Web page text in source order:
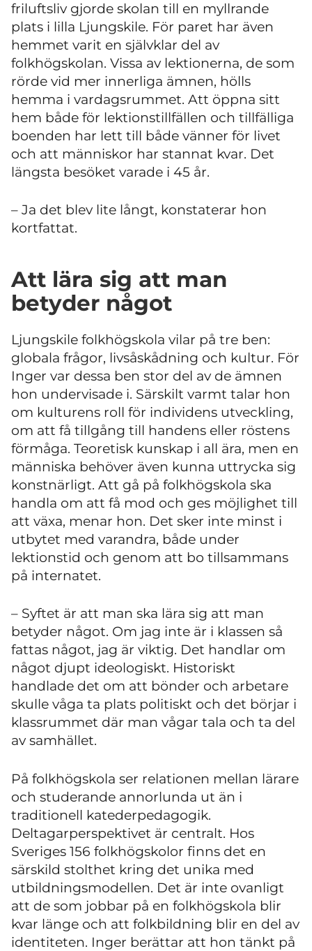
friluftsliv gjorde skolan till en myllrande
plats i lilla Ljungskile. För paret har även
hemmet varit en självklar del av
folkhögskolan. Vissa av lektionerna, de som
rörde vid mer innerliga ämnen, hölls
hemma i vardagsrummet. Att öppna sitt
hem både för lektionstillfällen och tillfälliga
boenden har lett till både vänner för livet
och att människor har stannat kvar. Det
längsta besöket varade i 45 år.
– Ja det blev lite långt, konstaterar hon
kortfattat.
Att lära sig att man
betyder något
Ljungskile folkhögskola vilar på tre ben:
globala frågor, livsåskådning och kultur. För
Inger var dessa ben stor del av de ämnen
hon undervisade i. Särskilt varmt talar hon
om kulturens roll för individens utveckling,
om att få tillgång till handens eller röstens
förmåga. Teoretisk kunskap i all ära, men en
människa behöver även kunna uttrycka sig
konstnärligt. Att gå på folkhögskola ska
handla om att få mod och ges möjlighet till
att växa, menar hon. Det sker inte minst i
utbytet med varandra, både under
lektionstid och genom att bo tillsammans
på internatet.
– Syftet är att man ska lära sig att man
betyder något. Om jag inte är i klassen så
fattas något, jag är viktig. Det handlar om
något djupt ideologiskt. Historiskt
handlade det om att bönder och arbetare
skulle våga ta plats politiskt och det börjar i
klassrummet där man vågar tala och ta del
av samhället.
På folkhögskola ser relationen mellan lärare
och studerande annorlunda ut än i
traditionell katederpedagogik.
Deltagarperspektivet är centralt. Hos
Sveriges 156 folkhögskolor finns det en
särskild stolthet kring det unika med
utbildningsmodellen. Det är inte ovanligt
att de som jobbar på en folkhögskola blir
kvar länge och att folkbildning blir en del av
identiteten. Inger berättar att hon tänkt på